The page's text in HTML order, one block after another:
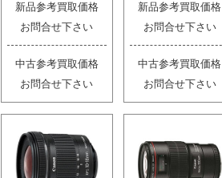
新品参考買取価格
お問合せ下さい
中古参考買取価格
お問合せ下さい
新品参考買取価格
お問合せ下さい
中古参考買取価格
お問合せ下さい